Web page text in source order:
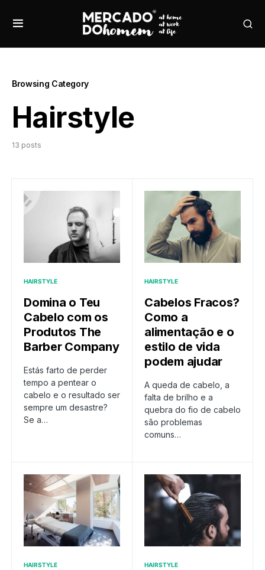
Browsing Category
Hairstyle
13 posts
HAIRSTYLE
Domina o Teu
Cabelo com os
Produtos The
Barber Company
Estás farto de perder
tempo a pentear o
cabelo e o resultado ser
sempre um desastre?
Se a…
HAIRSTYLE
Cabelos Fracos?
Como a
alimentação e o
estilo de vida
podem ajudar
A queda de cabelo, a
falta de brilho e a
quebra do fio de cabelo
são problemas
comuns…
HAIRSTYLE HAIRSTYLE